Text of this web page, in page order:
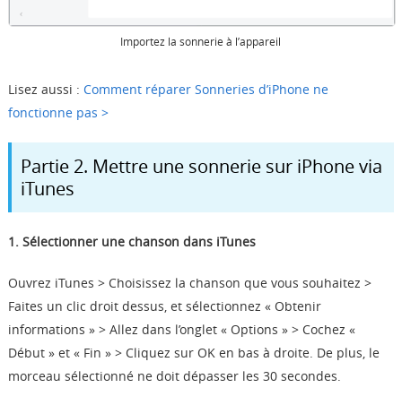
Importez la sonnerie à l’appareil
Lisez aussi : Comment réparer Sonneries d’iPhone ne
fonctionne pas >
Partie 2. Mettre une sonnerie sur iPhone via
iTunes
1. Sélectionner une chanson dans iTunes
Ouvrez iTunes > Choisissez la chanson que vous souhaitez >
Faites un clic droit dessus, et sélectionnez « Obtenir
informations » > Allez dans l’onglet « Options » > Cochez «
Début » et « Fin » > Cliquez sur OK en bas à droite. De plus, le
morceau sélectionné ne doit dépasser les 30 secondes.